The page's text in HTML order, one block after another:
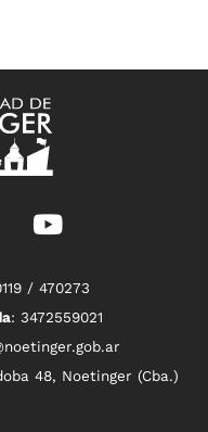
/ 470273
: 3472559021
48, Noetinger (Cba.)